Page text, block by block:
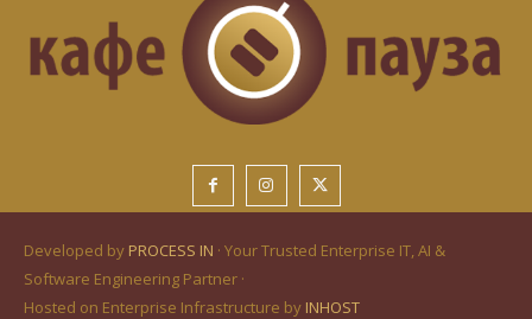
Developed by PROCESS IN · Your Trusted Enterprise IT, AI &
Software Engineering Partner ·
Hosted on Enterprise Infrastructure by INHOST